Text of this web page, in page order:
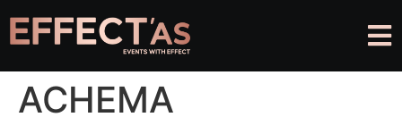
ACHEMA